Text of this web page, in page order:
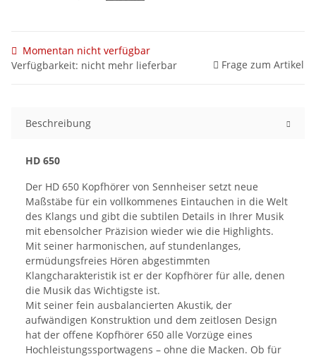
Momentan nicht verfügbar
Verfügbarkeit: nicht mehr lieferbar
Frage zum Artikel
Beschreibung
HD 650
Der HD 650 Kopfhörer von Sennheiser setzt neue
Maßstäbe für ein vollkommenes Eintauchen in die Welt
des Klangs und gibt die subtilen Details in Ihrer Musik
mit ebensolcher Präzision wieder wie die Highlights.
Mit seiner harmonischen, auf stundenlanges,
ermüdungsfreies Hören abgestimmten
Klangcharakteristik ist er der Kopfhörer für alle, denen
die Musik das Wichtigste ist.
Mit seiner fein ausbalancierten Akustik, der
aufwändigen Konstruktion und dem zeitlosen Design
hat der offene Kopfhörer 650 alle Vorzüge eines
Hochleistungssportwagens – ohne die Macken. Ob für